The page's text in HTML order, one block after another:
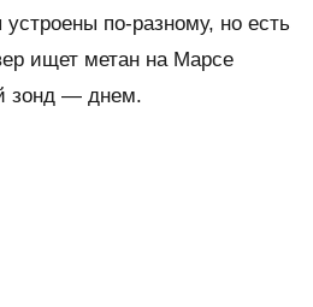
по-разному, но есть
ищет метан на Марсе
зонд — днем.